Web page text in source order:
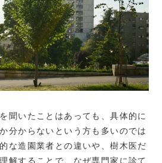
聞いたことはあっても、具体的に
分からないという方も多いのでは
な造園業者との違いや、樹木医だ
解することで、なぜ専門家に診て